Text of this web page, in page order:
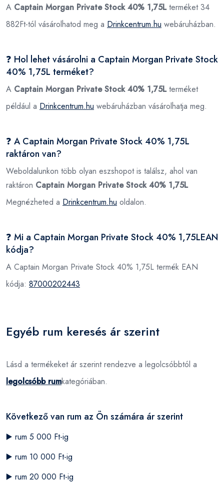
A Captain Morgan Private Stock 40% 1,75Lterméket 34
882Ft-tól vásárolhatod meg a Drinkcentrum.hu webáruházban.
❓ Hol lehet vásárolni a Captain Morgan Private Stock
40% 1,75L terméket?
A Captain Morgan Private Stock 40% 1,75Lterméket
például a Drinkcentrum.hu webáruházban vásárolhatja meg.
❓ A Captain Morgan Private Stock 40% 1,75L
raktáron van?
Weboldalunkon több olyan eszshopot is találsz, ahol van
raktáron Captain Morgan Private Stock 40% 1,75L
Megnézheted a Drinkcentrum.hu oldalon.
❓ Mi a Captain Morgan Private Stock 40% 1,75LEAN
kódja?
A Captain Morgan Private Stock 40% 1,75L termék EAN
kódja: 87000202443
Egyéb rum keresés ár szerint
Lásd a termékeket ár szerint rendezve a legolcsóbbtól a
legolcsóbb rumkategóriában.
Következő van rum az Ön számára ár szerint
▶️ rum 5 000 Ft-ig
▶️ rum 10 000 Ft-ig
▶️ rum 20 000 Ft-ig